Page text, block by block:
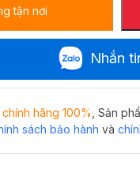
tận nơi
Nhắn
chính hãng 100% , Sản
sách bảo hành và